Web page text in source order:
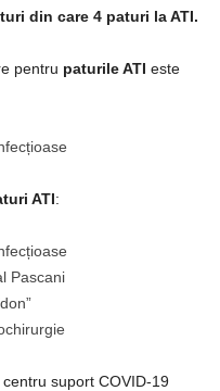
din care 4 paturi la ATI.
pentru paturile ATI este
ATI:
Pascani
centru suport COVID-19